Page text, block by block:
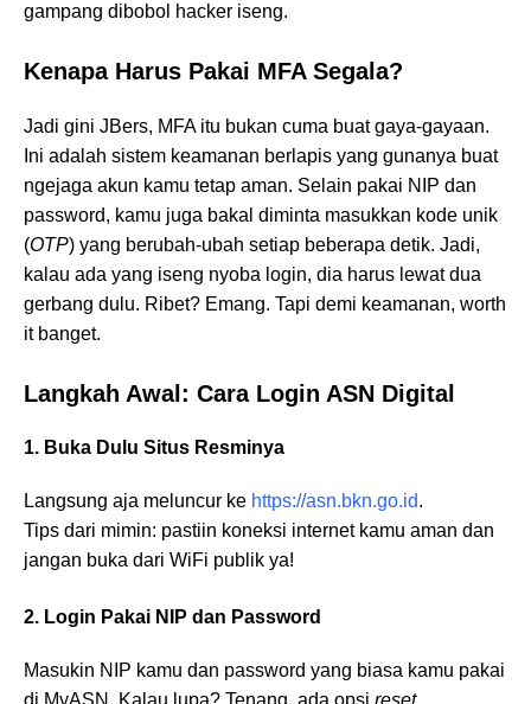
gampang dibobol hacker iseng.
Kenapa Harus Pakai MFA Segala?
Jadi gini JBers, MFA itu bukan cuma buat gaya-gayaan.
Ini adalah sistem keamanan berlapis yang gunanya buat
ngejaga akun kamu tetap aman. Selain pakai NIP dan
password, kamu juga bakal diminta masukkan kode unik
(OTP) yang berubah-ubah setiap beberapa detik. Jadi,
kalau ada yang iseng nyoba login, dia harus lewat dua
gerbang dulu. Ribet? Emang. Tapi demi keamanan, worth
it banget.
Langkah Awal: Cara Login ASN Digital
1. Buka Dulu Situs Resminya
Langsung aja meluncur ke https://asn.bkn.go.id.
Tips dari mimin: pastiin koneksi internet kamu aman dan
jangan buka dari WiFi publik ya!
2. Login Pakai NIP dan Password
Masukin NIP kamu dan password yang biasa kamu pakai